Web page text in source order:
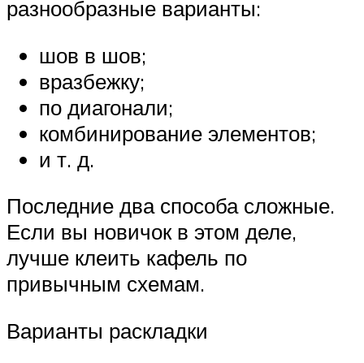
разнообразные варианты:
шов в шов;
вразбежку;
по диагонали;
комбинирование элементов;
и т. д.
Последние два способа сложные.
Если вы новичок в этом деле,
лучше клеить кафель по
привычным схемам.
Варианты раскладки